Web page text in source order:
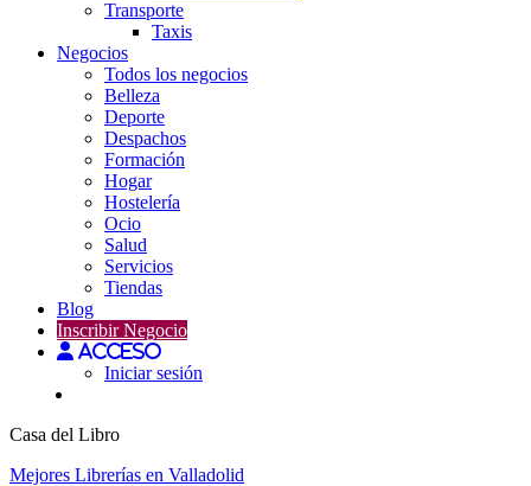
Transporte
Taxis
Negocios
Todos los negocios
Belleza
Deporte
Despachos
Formación
Hogar
Hostelería
Ocio
Salud
Servicios
Tiendas
Blog
Inscribir Negocio
Acceso
Iniciar sesión
Casa del Libro
Mejores Librerías en Valladolid